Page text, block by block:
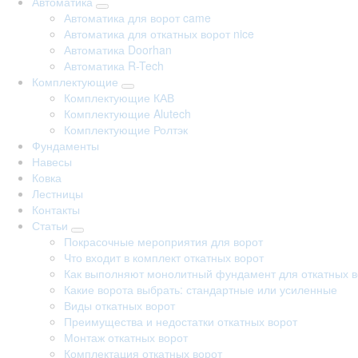
Автоматика для ворот came
Автоматика для откатных ворот nice
Автоматика Doorhan
Автоматика R-Tech
Комплектующие
Комплектующие КАВ
Комплектующие Alutech
Комплектующие Ролтэк
Фундаменты
Навесы
Ковка
Лестницы
Контакты
Статьи
Покрасочные мероприятия для ворот
Что входит в комплект откатных ворот
Как выполняют монолитный фундамент для откатных
Какие ворота выбрать: стандартные или усиленные
Виды откатных ворот
Преимущества и недостатки откатных ворот
Монтаж откатных ворот
Комплектация откатных ворот